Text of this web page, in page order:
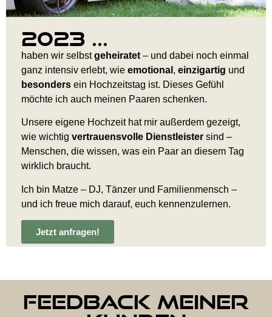
2023 ...
haben wir selbstgeheiratet – und dabei noch einmal
ganz intensiv erlebt, wie emotional , einzigartig und
besonders ein Hochzeitstag ist. Dieses Gefühl
möchte ich auch meinen Paaren schenken.
Unsere eigene Hochzeit hat mir außerdem gezeigt,
wie wichtig vertrauensvolle Dienstleister sind –
Menschen, die wissen, was ein Paar an diesem Tag
wirklich braucht.
Ich bin Matze – DJ, Tänzer und Familienmensch –
und ich freue mich darauf, euch kennenzulernen.
Jetzt anfragen!
Feedback meiner